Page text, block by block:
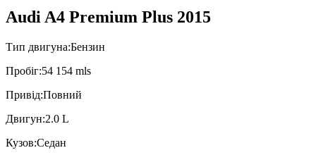
Audi A4 Premium Plus 2015
Тип двигуна:Бензин
Пробiг:54 154 mls
Привiд:Повний
Двигун:2.0 L
Кузов:Седан